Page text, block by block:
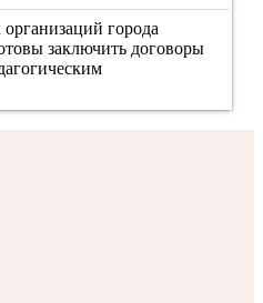
города
заключить договоры